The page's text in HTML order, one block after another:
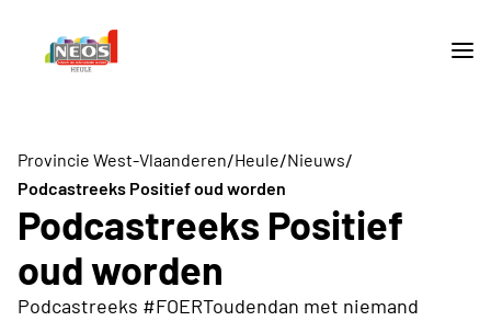
Provincie West-Vlaanderen/Heule/Nieuws/
Podcastreeks Positief oud worden
Podcastreeks Positief
oud worden
Podcastreeks #FOERToudendan met niemand